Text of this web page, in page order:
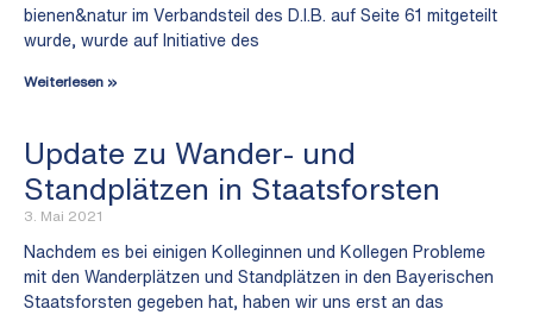
bienen&natur im Verbandsteil des D.I.B. auf Seite 61 mitgeteilt
wurde, wurde auf Initiative des
Weiterlesen »
Update zu Wander- und
Standplätzen in Staatsforsten
3. Mai 2021
Nachdem es bei einigen Kolleginnen und Kollegen Probleme
mit den Wanderplätzen und Standplätzen in den Bayerischen
Staatsforsten gegeben hat, haben wir uns erst an das